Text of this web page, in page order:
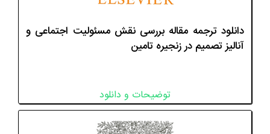
دانلود ترجمه مقاله بررسی نقش مسئولیت اجتماعی و
آنالیز تصمیم در زنجیره تامین
توضیحات و دانلود